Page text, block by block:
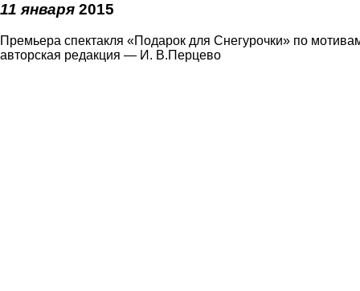
11 января 2015
Премьера спектакля «Подарок для Снегурочки» по
авторская редакция — И. В.Перцево